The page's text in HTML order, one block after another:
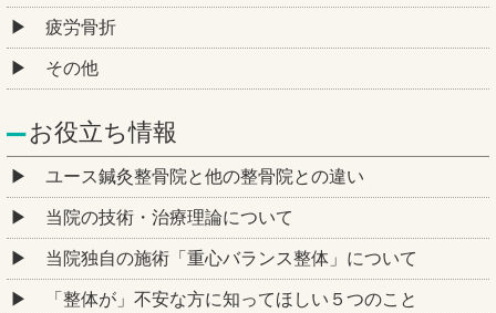
疲労骨折
その他
お役立ち情報
ユース鍼灸整骨院と他の整骨院との違い
当院の技術・治療理論について
当院独自の施術「重心バランス整体」について
「整体が」不安な方に知ってほしい５つのこと